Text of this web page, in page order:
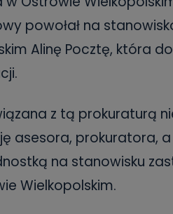
powołał na
Alinę Pocztę, która
z tą prokuraturą
asesora, prokuratora,
na stanowisku
Wielkopolskim.